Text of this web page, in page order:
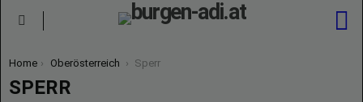
You are here:
Home Oberösterreich Sperr
SPERR